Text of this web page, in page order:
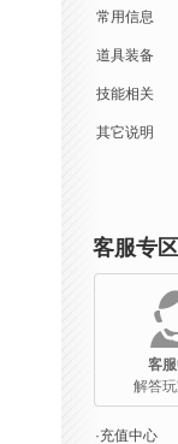
常用信息
道具装备
技能相关
其它说明
客服专区
客
解答
·充值中心